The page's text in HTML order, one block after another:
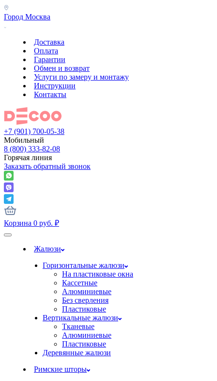
Город Москва
Доставка
Оплата
Гарантии
Обмен и возврат
Услуги по замеру и монтажу
Инструкции
Контакты
+7 (901) 700-05-38
Мобильный
8 (800) 333-82-08
Горячая линия
Заказать обратный звонок
Корзина 0 руб. ₽
Жалюзи
Горизонтальные жалюзи
На пластиковые окна
Кассетные
Алюминиевые
Без сверления
Пластиковые
Вертикальные жалюзи
Тканевые
Алюминиевые
Пластиковые
Деревянные жалюзи
Римские шторы